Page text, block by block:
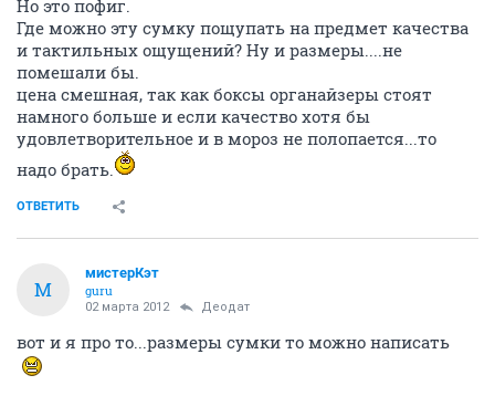
Но это пофиг.
Где можно эту сумку пощупать на предмет качества
и тактильных ощущений? Ну и размеры....не
помешали бы.
цена смешная, так как боксы органайзеры стоят
намного больше и если качество хотя бы
удовлетворительное и в мороз не полопается...то
надо брать.
ОТВЕТИТЬ
М
мистерКэт
guru
02 марта 2012 Деодат
вот и я про то...размеры сумки то можно написать